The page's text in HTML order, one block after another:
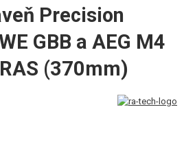
Precision
GBB a AEG M4
(370mm)